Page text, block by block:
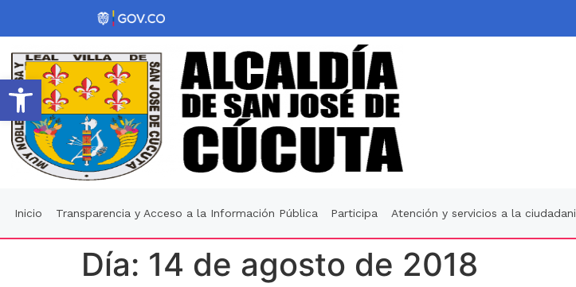
Abrir barra de herramientas
Inicio Transparencia y Acceso a la Información Pública Participa Atención y servicios a la
Día: 14 de agosto de 2018